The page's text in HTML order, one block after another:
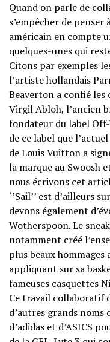
Quand on parle de
s’empêcher de
américain en compte
quelques-unes qui
Citons par exemples
l’artiste hollandais
Beaverton a confié les
Virgil Abloh, l’ancien
fondateur du label Off-
de ce label que
de Louis Vuitton a
la marque au Swoosh
nous écrivons cet
‘’Sail’’ est d’ailleurs
devons également
Wotherspoon. Le
notamment créé
plus beaux hommages
appliquant sur sa
fameuses casquettes
Ce travail collaboratif
d’autres grands noms
d’adidas et d’ASICS